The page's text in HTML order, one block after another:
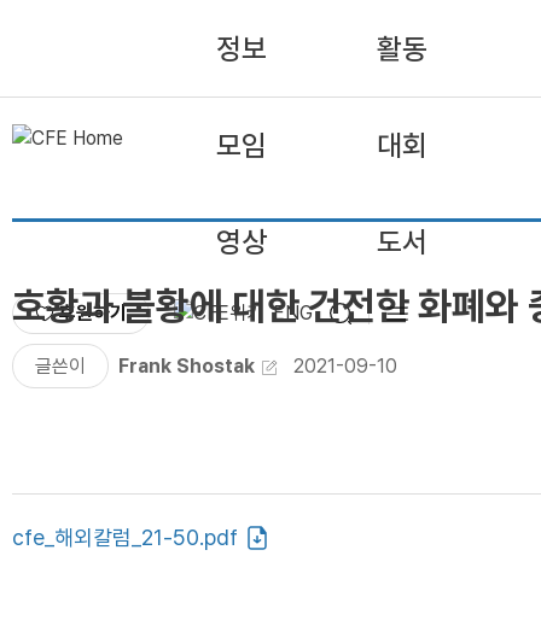
정보 활동
모임 대회
영상 도서
후원하기 ENG
호황과 불황에 대한 건전한 화폐와
글쓴이 Frank Shostak 2021-09-10
cfe_해외칼럼_21-50.pdf